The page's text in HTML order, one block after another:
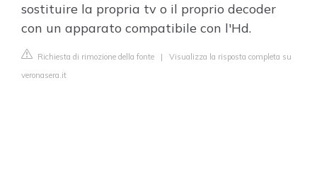
sostituire la propria tv o il proprio decoder
con un apparato compatibile con l'Hd.
Richiesta di rimozione della fonte | Visualizza la risposta completa su
veronasera.it